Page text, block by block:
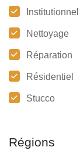
Institutionnel
Nettoyage
Réparation
Résidentiel
Stucco
Régions